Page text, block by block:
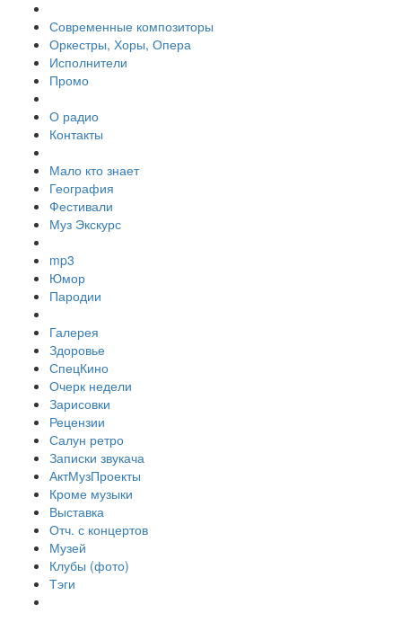
Современные композиторы
Оркестры, Хоры, Опера
Исполнители
Промо
О радио
Контакты
Мало кто знает
География
Фестивали
Муз Экскурс
mp3
Юмор
Пародии
Галерея
Здоровье
СпецКино
Очерк недели
Зарисовки
Рецензии
Салун ретро
Записки звукача
АктМузПроекты
Кроме музыки
Выставка
Отч. с концертов
Музей
Клубы (фото)
Тэги